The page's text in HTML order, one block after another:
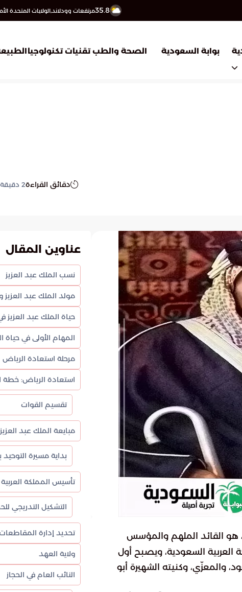
35.8مرتفعات وودلاند,الولايات المتحدة
بوابة السعودية الصحة والطب تقنيات تكنولوجيا
دقائق القراءة2 دقيقة
1877م – 1373هـ/1953م)، هو القائد الملهم والمؤسس
العربية السعودية، ويصبح أول
والمعزّي، وكنيته الشهيرة أبو
عناوين المقال
نسب الملك عبد العزيز
مولد الملك عبد العزيز
حياة الملك عبد العزيز
المهام الأولى في حياة
مرحلة استعادة الرياض
استعادة الرياض: خطة
تقسيم القوات
مبايعة الملك عبد
بداية مسيرة التوحيد
تأسيس المملكة
التشكيل التدريجي
تحديد إدارة
ولاية العهد
النائب العام في الحجاز